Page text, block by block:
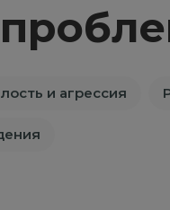
и агрессия